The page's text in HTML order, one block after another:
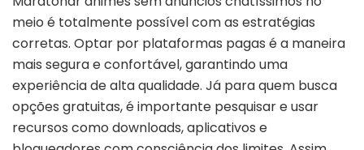
meio é totalmente possível com as estratégias
corretas. Optar por plataformas pagas é a maneira
mais segura e confortável, garantindo uma
experiência de alta qualidade. Já para quem busca
opções gratuitas, é importante pesquisar e usar
recursos como downloads, aplicativos e